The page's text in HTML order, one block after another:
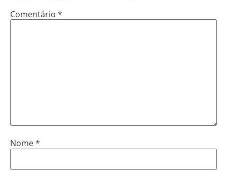
Comentário *
Nome*